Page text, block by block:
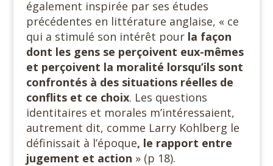
également inspirée par ses études
précédentes en littérature anglaise, « ce
qui a stimulé son intérêt pour la façon
dont les gens se perçoivent eux-mêmes
et perçoivent la moralité lorsqu’ils sont
confrontés à des situations réelles de
conflits et ce choix. Les questions
identitaires et morales m’intéressaient,
autrement dit, comme Larry Kohlberg le
définissait à l’époque, le rapport entre
jugement et action » (p 18).